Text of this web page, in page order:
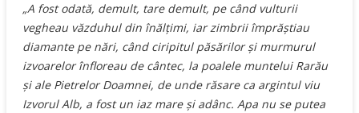
„A fost odată, demult, tare demult, pe când vulturii
vegheau văzduhul din înălţimi, iar zimbrii împrăştiau
diamante pe nări, când ciripitul păsărilor şi murmurul
izvoarelor înfloreau de cântec, la poalele muntelui Rarău
şi ale Pietrelor Doamnei, de unde răsare ca argintul viu
Izvorul Alb, a fost un iaz mare şi adânc. Apa nu se putea